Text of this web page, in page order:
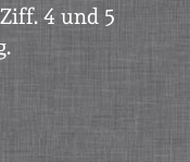
4 und 5